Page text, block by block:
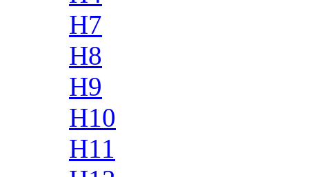
H7
H8
H9
H10
H11